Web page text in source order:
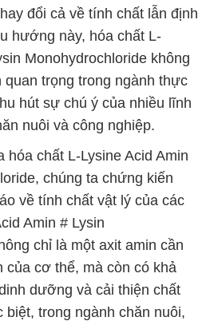
đổi cả về tính chất lẫn định
hướng này, hóa chất L-
Monohydrochloride không
quan trọng trong ngành thực
hút sự chú ý của nhiều lĩnh
nuôi và công nghiệp.
chất L-Lysine Acid Amin
chúng ta chứng kiến
về tính chất vật lý của các
Amin # Lysin
chỉ là một axit amin cần
của cơ thể, mà còn có khả
dưỡng và cải thiện chất
biệt, trong ngành chăn nuôi,